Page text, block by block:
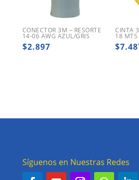
CONECTOR 3M – RESORTE
14-06 AWG AZUL/GRIS
$2.897
CINTA
18 MTS
$
Síguenos en Nuestras Redes